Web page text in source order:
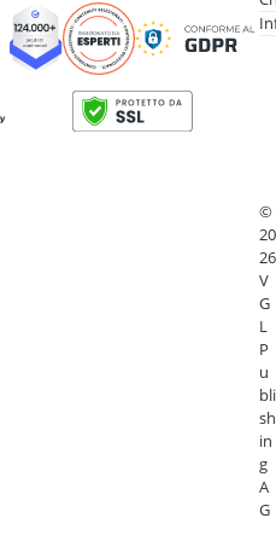
©
20
26
V
G
L
P
u
bli
sh
in
g
A
G